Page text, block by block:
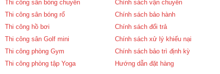
Thi công sân bóng chuyền
Thi công sân bóng rổ
Thi công hồ bơi
Thi công sân Golf mini
Thi công phòng Gym
Thi công phòng tập Yoga
Chính sách vận chuyển
Chính sách bảo hành
Chính sách đổi trả
Chính sách xử lý khiếu nại
Chính sách bảo trì định kỳ
Hướng dẫn đặt hàng